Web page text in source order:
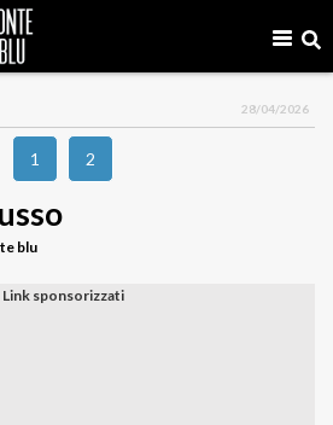
28/04/2026
1 2
blu